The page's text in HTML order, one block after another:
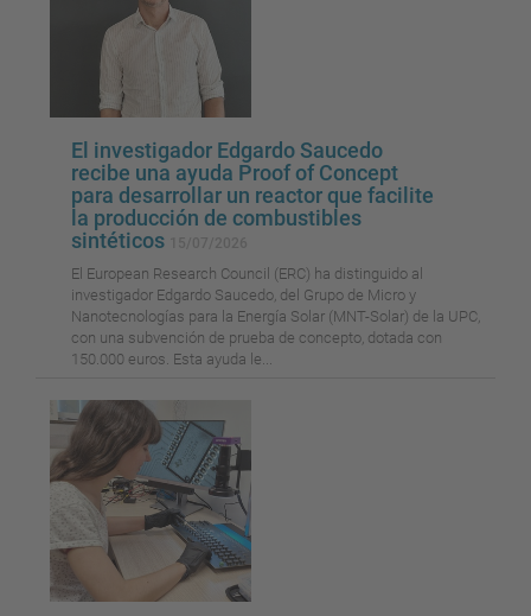
El investigador Edgardo Saucedo
recibe una ayuda Proof of Concept
para desarrollar un reactor que facilite
la producción de combustibles
sintéticos
El European Research Council (ERC) ha distinguido al
investigador Edgardo Saucedo, del Grupo de Micro y
Nanotecnologías para la Energía Solar (MNT-Solar) de la UPC,
con una subvención de prueba de concepto, dotada con
150.000 euros. Esta ayuda le...